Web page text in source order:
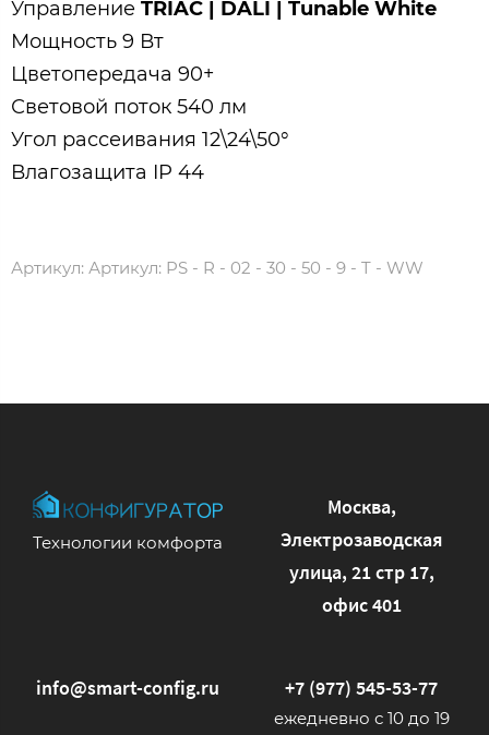
Управление TRIAC | DALI | Tunable White
Мощность 9 Вт
Цветопередача 90+
Световой поток 540 лм
Угол рассеивания 12\24\50°
Влагозащита IP 44
Артикул: Артикул: PS - R - 02 - 30 - 50 - 9 - T - WW
Технологии комфорта
Москва,
Электрозаводская
улица, 21 стр 17,
офис 401
info@smart-config.ru +7 (977) 545-53-77
ежедневно с 10 до 19